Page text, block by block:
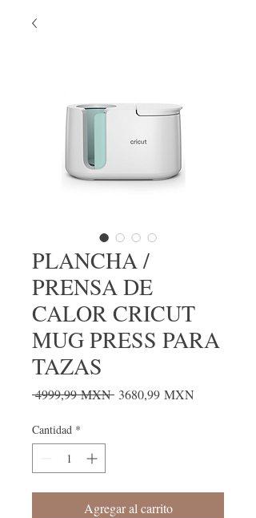
PLANCHA /
PRENSA DE
CALOR CRICUT
MUG PRESS PARA
TAZAS
4999,99 MXN Precio
3680,99 MXN
Cantidad *
Agregar al carrito